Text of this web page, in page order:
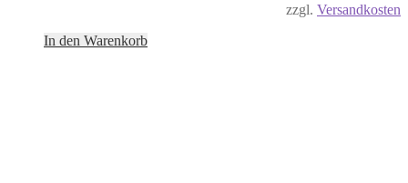
zzgl. Versandkosten
In den Warenkorb